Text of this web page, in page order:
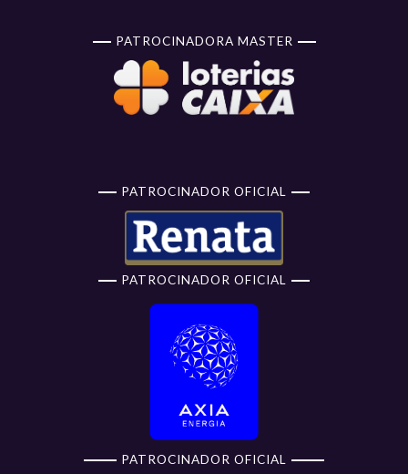
PATROCINADORA MASTER
PATROCINADOR OFICIAL
PATROCINADOR OFICIAL
PATROCINADOR OFICIAL